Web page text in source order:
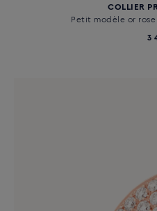
COLLIER
Petit modèle or
3